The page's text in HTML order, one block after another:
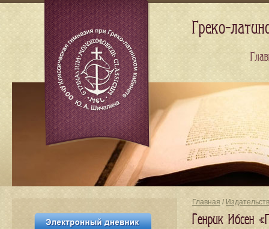
Главная /
Генрик Ибсен
Греко-